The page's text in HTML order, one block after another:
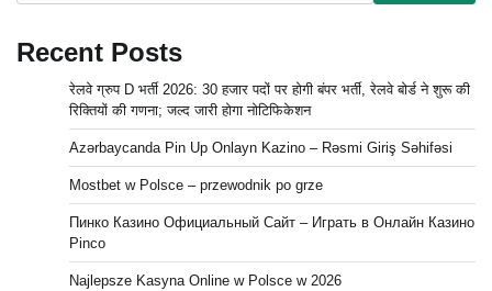
Recent Posts
रेलवे ग्रुप D भर्ती 2026: 30 हजार पदों पर होगी बंपर भर्ती, रेलवे बोर्ड ने शुरू की
रिक्तियों की गणना; जल्द जारी होगा नोटिफिकेशन
Azərbaycanda Pin Up Onlayn Kazino – Rəsmi Giriş Səhifəsi
Mostbet w Polsce – przewodnik po grze
Пинко Казино Официальный Сайт – Играть в Онлайн Казино
Pinco
Najlepsze Kasyna Online w Polsce w 2026